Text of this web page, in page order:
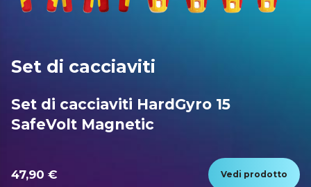
Set di cacciaviti
Set di cacciaviti HardGyro 15
SafeVolt Magnetic
47,90 € Vedi prodotto